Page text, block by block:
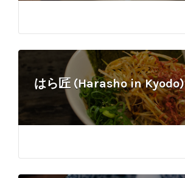
はら匠 (Harasho in Kyodo)